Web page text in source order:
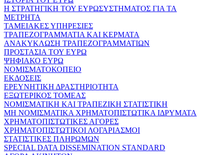
Η ΣΤΡΑΤΗΓΙΚΗ ΤΟΥ ΕΥΡΩΣΥΣΤΗΜΑΤΟΣ ΓΙΑ ΤΑ
ΜΕΤΡΗΤΑ
ΤΑΜΕΙΑΚΕΣ ΥΠΗΡΕΣΙΕΣ
ΤΡΑΠΕΖΟΓΡΑΜΜΑΤΙΑ ΚΑΙ ΚΕΡΜΑΤΑ
ΑΝΑΚΥΚΛΩΣΗ ΤΡΑΠΕΖΟΓΡΑΜΜΑΤΙΩΝ
ΠΡΟΣΤΑΣΙΑ ΤΟΥ ΕΥΡΩ
ΨΗΦΙΑΚΟ ΕΥΡΩ
ΝΟΜΙΣΜΑΤΟΚΟΠΕΙΟ
ΕΚΔΟΣΕΙΣ
ΕΡΕΥΝΗΤΙΚΗ ΔΡΑΣΤΗΡΙΟΤΗΤΑ
ΕΞΩΤΕΡΙΚΟΣ ΤΟΜΕΑΣ
ΝΟΜΙΣΜΑΤΙΚΗ ΚΑΙ ΤΡΑΠΕΖΙΚΗ ΣΤΑΤΙΣΤΙΚΗ
ΜΗ ΝΟΜΙΣΜΑΤΙΚΑ ΧΡΗΜΑΤΟΠΙΣΤΩΤΙΚΑ ΙΔΡΥΜΑΤΑ
ΧΡΗΜΑΤΟΠΙΣΤΩΤΙΚΕΣ ΑΓΟΡΕΣ
ΧΡΗΜΑΤΟΠΙΣΤΩΤΙΚΟΙ ΛΟΓΑΡΙΑΣΜΟΙ
ΣΤΑΤΙΣΤΙΚΕΣ ΠΛΗΡΩΜΩΝ
SPECIAL DATA DISSEMINATION STANDARD